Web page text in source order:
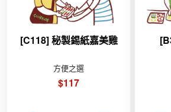
[C118] 秘製錫紙嘉美雞
方便之選
$117